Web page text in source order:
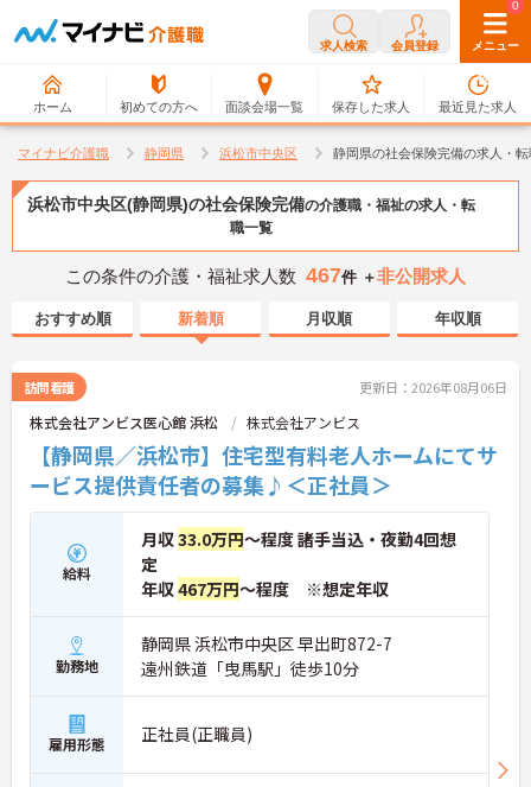
求人検索 会員登録 メニュー
ホーム 初めての方へ 面談会場一覧
0
保存した求人
0
最近見た求人
マイナビ介護職 静岡県 浜松市中央区 静岡県の社会保険完備の求人・
浜松市中央区(静岡県)の社会保険完備の介護職・福祉の求人・転
職一覧
この条件の介護・福祉求人数 467件 ＋非公開求人
おすすめ順 新着順 月収順 年収順
訪問看護 更新日：2026年08月06日
株式会社アンビス医心館 浜松 株式会社アンビス
【静岡県／浜松市】住宅型有料老人ホームにてサ
ービス提供責任者の募集♪＜正社員＞
給料
月収33.0万円～程度 諸手当込・夜勤4回想
定
年収467万円～程度 ※想定年収
勤務地
静岡県 浜松市中央区 早出町872-7
遠州鉄道「曳馬駅」徒歩10分
雇用形態 正社員(正職員)